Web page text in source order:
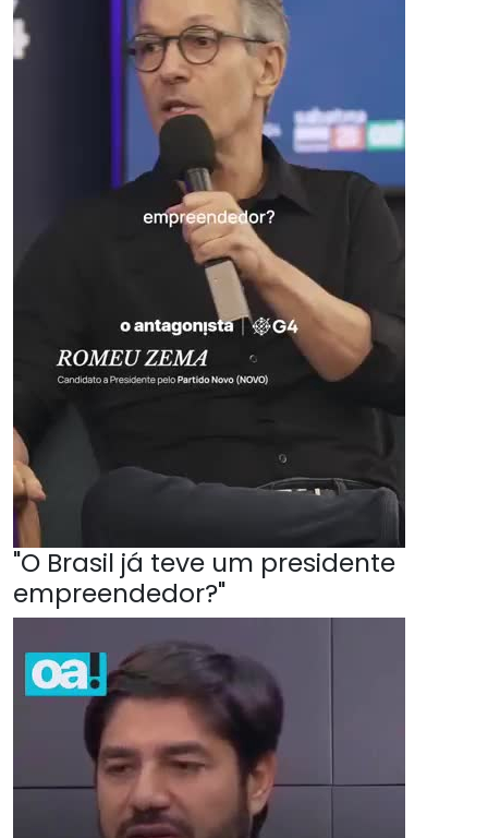
"O Brasil já teve um presidente
empreendedor?"